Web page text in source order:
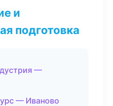
и
подготовка
—
— Иваново